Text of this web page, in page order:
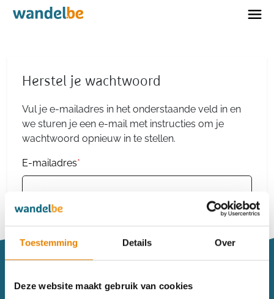
Toestemming Details Over
Deze website maakt gebruik van cookies
Home
Herstel je wachtwoord
Vul je e-mailadres in het onderstaande veld in en
we sturen je een e-mail met instructies om je
wachtwoord opnieuw in te stellen.
E-mailadres*